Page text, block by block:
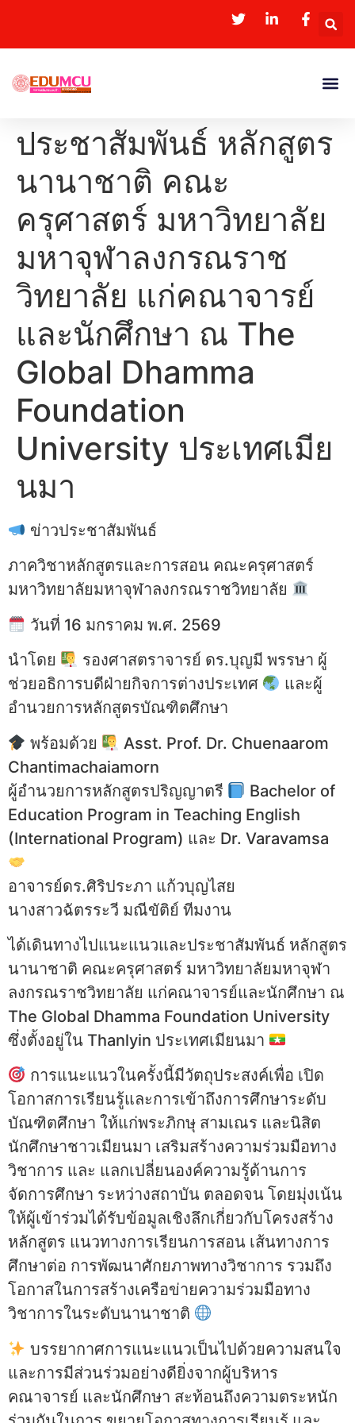
ประชาสัมพันธ์ หลักสูตร
นานาชาติ คณะ
ครุศาสตร์ มหาวิทยาลัย
มหาจุฬาลงกรณราช
วิทยาลัย แก่คณาจารย์
และนักศึกษา ณ The
Global Dhamma
Foundation
University ประเทศเมีย
นมา
ข่าวประชาสัมพันธ์
ภาควิชาหลักสูตรและการสอน คณะครุศาสตร์
มหาวิทยาลัยมหาจุฬาลงกรณราชวิทยาลัย
วันที่ 16 มกราคม พ.ศ. 2569
นำโดย
รองศาสตราจารย์ ดร.บุญมี พรรษา ผู้
ช่วยอธิการบดีฝ่ายกิจการต่างประเทศ
และผู้
อำนวยการหลักสูตรบัณฑิตศึกษา
พร้อมด้วย
Asst. Prof. Dr. Chuenaarom
Chantimachaiamorn
ผู้อำนวยการหลักสูตรปริญญาตรี
Bachelor of
Education Program in Teaching English
(International Program) และ Dr. Varavamsa
อาจารย์ดร.ศิริประภา แก้วบุญไสย
นางสาวฉัตรระวี มณีขัติย์ ทีมงาน
ได้เดินทางไปแนะแนวและประชาสัมพันธ์ หลักสูตร
นานาชาติ คณะครุศาสตร์ มหาวิทยาลัยมหาจุฬา
ลงกรณราชวิทยาลัย แก่คณาจารย์และนักศึกษา ณ
The Global Dhamma Foundation University
ซึ่งตั้งอยู่ใน Thanlyin ประเทศเมียนมา
การแนะแนวในครั้งนี้มีวัตถุประสงค์เพื่อ เปิด
โอกาสการเรียนรู้และการเข้าถึงการศึกษาระดับ
บัณฑิตศึกษา ให้แก่พระภิกษุ สามเณร และนิสิต
นักศึกษาชาวเมียนมา เสริมสร้างความร่วมมือทาง
วิชาการ และ แลกเปลี่ยนองค์ความรู้ด้านการ
จัดการศึกษา ระหว่างสถาบัน ตลอดจน โดยมุ่งเน้น
ให้ผู้เข้าร่วมได้รับข้อมูลเชิงลึกเกี่ยวกับโครงสร้าง
หลักสูตร แนวทางการเรียนการสอน เส้นทางการ
ศึกษาต่อ การพัฒนาศักยภาพทางวิชาการ รวมถึง
โอกาสในการสร้างเครือข่ายความร่วมมือทาง
วิชาการในระดับนานาชาติ
บรรยากาศการแนะแนวเป็นไปด้วยความสนใจ
และการมีส่วนร่วมอย่างดียิ่งจากผู้บริหาร
คณาจารย์ และนักศึกษา สะท้อนถึงความตระหนัก